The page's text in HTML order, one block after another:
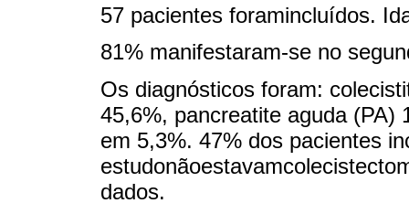
57 pacientes foramincluídos.
81% manifestaram-se no
Os diagnósticos foram:
45,6%, pancreatite aguda (PA)
em 5,3%. 47% dos pacientes
dados.